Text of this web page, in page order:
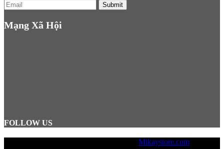
Submit
Mạng Xã Hội
FOLLOW US
Mikaystore.com